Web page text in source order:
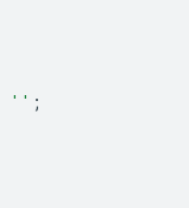
'' ;